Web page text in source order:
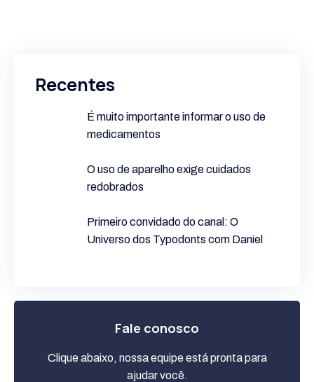
Recentes
É muito importante informar o uso de
medicamentos
O uso de aparelho exige cuidados
redobrados
Primeiro convidado do canal: O
Universo dos Typodonts com Daniel
Fale conosco
Clique abaixo, nossa equipe está pronta para
ajudar você.